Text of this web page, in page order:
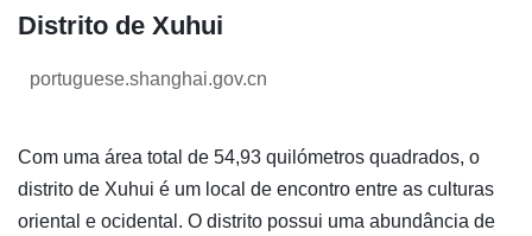
Distrito de Xuhui
portuguese.shanghai.gov.cn
Com uma área total de 54,93 quilómetros quadrados, o
distrito de Xuhui é um local de encontro entre as culturas
oriental e ocidental. O distrito possui uma abundância de